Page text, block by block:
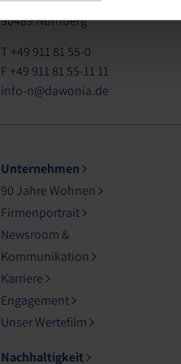
90489 Nürnberg
T +49 911 81 55-0
F +49 911 81 55-11 11
info-n@dawonia.de
Unternehmen
90 Jahre Wohnen
Firmenportrait
Newsroom &
Kommunikation
Karriere
Engagement
Unser Wertefilm
Nachhaltigkeit